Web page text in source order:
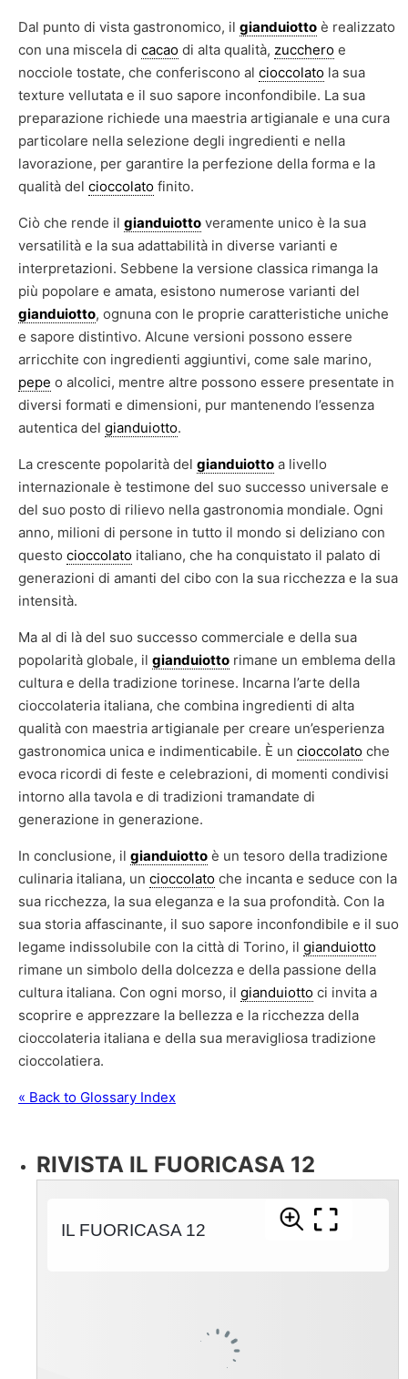
Dal punto di vista gastronomico, il gianduiotto è realizzato
con una miscela di cacao di alta qualità, zucchero e
nocciole tostate, che conferiscono al cioccolato la sua
texture vellutata e il suo sapore inconfondibile. La sua
preparazione richiede una maestria artigianale e una cura
particolare nella selezione degli ingredienti e nella
lavorazione, per garantire la perfezione della forma e la
qualità del cioccolato finito.
Ciò che rende il gianduiotto veramente unico è la sua
versatilità e la sua adattabilità in diverse varianti e
interpretazioni. Sebbene la versione classica rimanga la
più popolare e amata, esistono numerose varianti del
gianduiotto, ognuna con le proprie caratteristiche uniche
e sapore distintivo. Alcune versioni possono essere
arricchite con ingredienti aggiuntivi, come sale marino,
pepe o alcolici, mentre altre possono essere presentate in
diversi formati e dimensioni, pur mantenendo l’essenza
autentica del gianduiotto.
La crescente popolarità del gianduiotto a livello
internazionale è testimone del suo successo universale e
del suo posto di rilievo nella gastronomia mondiale. Ogni
anno, milioni di persone in tutto il mondo si deliziano con
questo cioccolato italiano, che ha conquistato il palato di
generazioni di amanti del cibo con la sua ricchezza e la sua
intensità.
Ma al di là del suo successo commerciale e della sua
popolarità globale, il gianduiotto rimane un emblema della
cultura e della tradizione torinese. Incarna l’arte della
cioccolateria italiana, che combina ingredienti di alta
qualità con maestria artigianale per creare un’esperienza
gastronomica unica e indimenticabile. È un cioccolato che
evoca ricordi di feste e celebrazioni, di momenti condivisi
intorno alla tavola e di tradizioni tramandate di
generazione in generazione.
In conclusione, il gianduiotto è un tesoro della tradizione
culinaria italiana, un cioccolato che incanta e seduce con la
sua ricchezza, la sua eleganza e la sua profondità. Con la
sua storia affascinante, il suo sapore inconfondibile e il suo
legame indissolubile con la città di Torino, il gianduiotto
rimane un simbolo della dolcezza e della passione della
cultura italiana. Con ogni morso, il gianduiotto ci invita a
scoprire e apprezzare la bellezza e la ricchezza della
cioccolateria italiana e della sua meravigliosa tradizione
cioccolatiera.
« Back to Glossary Index
RIVISTA IL FUORICASA 12